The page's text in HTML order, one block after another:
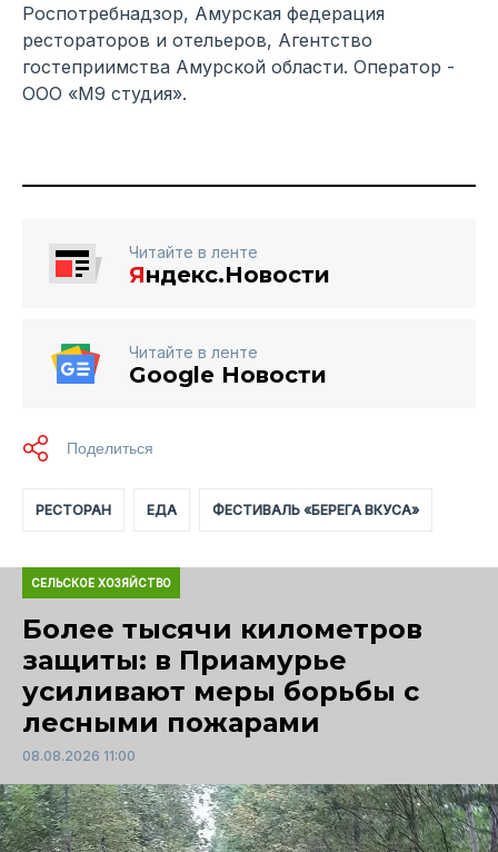
Роспотребнадзор, Амурская федерация
рестораторов и отельеров, Агентство
гостеприимства Амурской области. Оператор -
ООО «М9 студия».
Читайте в ленте
Яндекс.Новости
Читайте в ленте
Google Новости
РЕСТОРАН ЕДА ФЕСТИВАЛЬ «БЕРЕГА ВКУСА»
СЕЛЬСКОЕ ХОЗЯЙСТВО
Более тысячи километров
защиты: в Приамурье
усиливают меры борьбы с
лесными пожарами
08.08.2026 11:00